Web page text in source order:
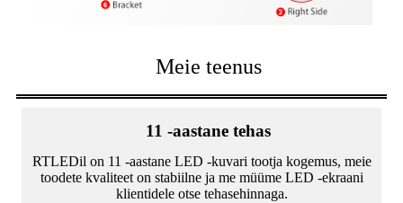
Meie teenus
11 -aastane tehas
RTLEDil on 11 -aastane LED -kuvari tootja kogemus, meie
toodete kvaliteet on stabiilne ja me müüme LED -ekraani
klientidele otse tehasehinnaga.